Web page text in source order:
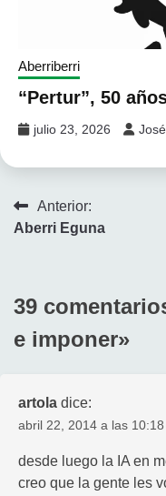
Aberriberri
“Pertur”, 50
julio 23, 2026
Navegación
Anterior:
Aberri Eguna
39
e imponer»
artola dice:
abril 22, 2014 a las 10:18
desde luego la IA en
creo que la gente les